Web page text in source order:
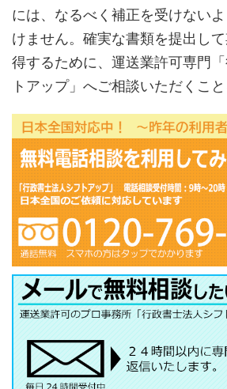
には、なるべく補正を受けない
けません。確実な書類を提出し
得するために、運送業許可専門
トアップ」へご相談いただくこと